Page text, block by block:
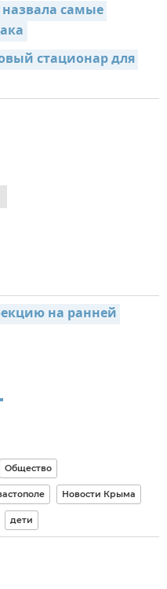
самые
стационар для
на ранней
Общество
Новости Крыма
дети